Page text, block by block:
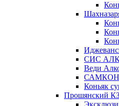
СИС
Веди
САМКОН
Коньяк
Прошянский